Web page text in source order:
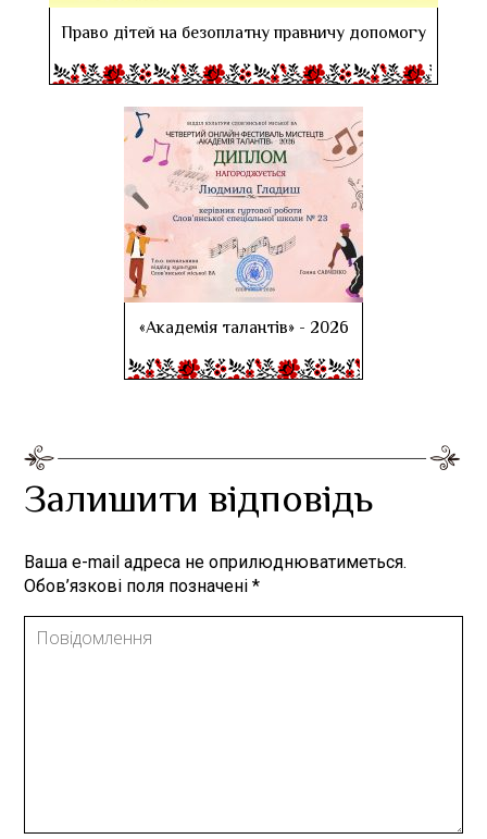
Право дітей на безоплатну правничу допомогу
«Академія талантів» - 2026
Залишити відповідь
Ваша e-mail адреса не оприлюднюватиметься.
Обов’язкові поля позначені*